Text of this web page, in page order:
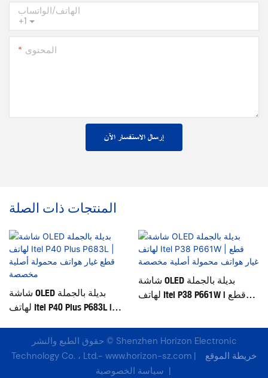
+1
الهاتف/الواتساب
المحتوى
إرسال الاستفسار الآن
المنتجات ذات الصلة
شاشة OLED بديلة بالجملة
لهاتف Itel P40 Plus P683L |
شاشة OLED بديلة بالجملة
لهاتف Itel P38 P661W | قطع
حقوق الطبع والنشر © Shenzhen Horizon Electronic
Technology Co. ، Ltd.- www.horizon-sz.com |
خريطة الموقع
|سياسة الخصوصية